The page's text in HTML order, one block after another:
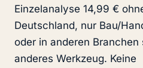
Einzelanalyse 14,99 €
Deutschland, nur Bau/
oder in anderen
anderes Werkzeug. Keine